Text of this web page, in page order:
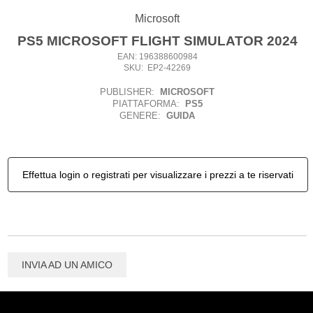
Microsoft
PS5 MICROSOFT FLIGHT SIMULATOR 2024
EAN: 196388600984
SKU: EP2-42269
PUBLISHER:
MICROSOFT
PIATTAFORMA:
PS5
GENERE: GUIDA
Effettua login o registrati per visualizzare i prezzi a te riservati
INVIA AD UN AMICO